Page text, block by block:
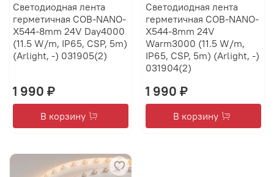
Светодиодная лента
герметичная COB-NANO-
X544-8mm 24V Day4000
(11.5 W/m, IP65, CSP, 5m)
(Arlight, -) 031905(2)
1 990 ₽
В корзину
Светодиодная лента
герметичная COB-NANO-
X544-8mm 24V
Warm3000 (11.5 W/m,
IP65, CSP, 5m) (Arlight, -)
031904(2)
1 990 ₽
В корзину